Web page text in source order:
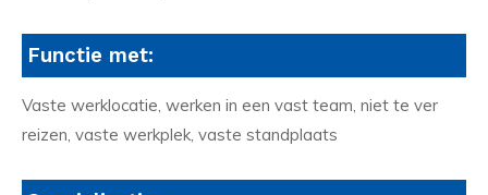
Functie met:
Vaste werklocatie, werken in een vast team, niet te ver
reizen, vaste werkplek, vaste standplaats